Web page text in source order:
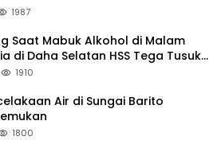
1987
Saat Mabuk Alkohol di Malam
di Daha Selatan HSS Tega Tusuk
1910
Air di Sungai Barito
1800